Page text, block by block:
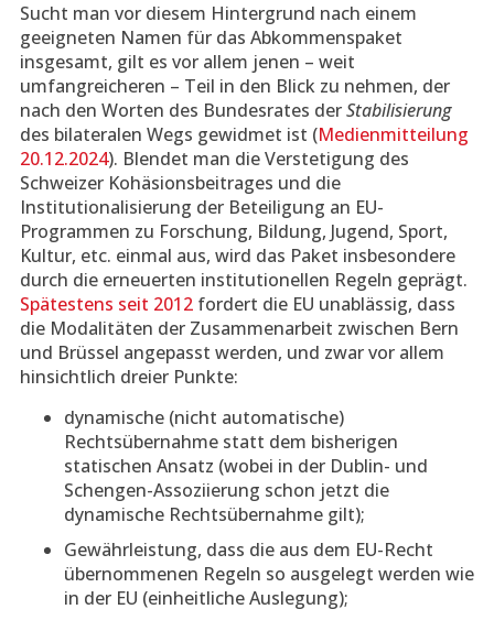
Sucht man vor diesem Hintergrund nach einem
geeigneten Namen für das Abkommenspaket
insgesamt, gilt es vor allem jenen – weit
umfangreicheren – Teil in den Blick zu nehmen, der
nach den Worten des Bundesrates derStabilisierung
des bilateralen Wegs gewidmet ist (Medienmitteilung
20.12.2024). Blendet man die Verstetigung des
Schweizer Kohäsionsbeitrages und die
Institutionalisierung der Beteiligung an EU-
Programmen zu Forschung, Bildung, Jugend, Sport,
Kultur, etc. einmal aus, wird das Paket insbesondere
durch die erneuerten institutionellen Regeln geprägt.
Spätestens seit 2012fordert die EU unablässig, dass
die Modalitäten der Zusammenarbeit zwischen Bern
und Brüssel angepasst werden, und zwar vor allem
hinsichtlich dreier Punkte:
dynamische (nicht automatische)
Rechtsübernahme statt dem bisherigen
statischen Ansatz (wobei in der Dublin- und
Schengen-Assoziierung schon jetzt die
dynamische Rechtsübernahme gilt);
Gewährleistung, dass die aus dem EU-Recht
übernommenen Regeln so ausgelegt werden wie
in der EU (einheitliche Auslegung);